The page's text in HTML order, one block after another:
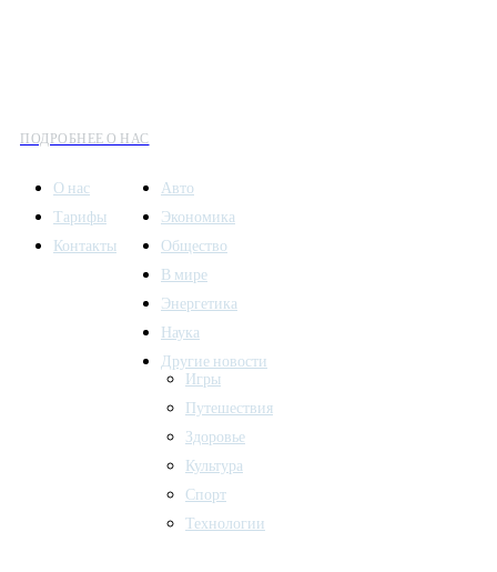
ПОДРОБНЕЕ О НАС
О нас
Тарифы
Контакты
Авто
Экономика
Общество
В мире
Энергетика
Наука
Другие новости
Игры
Путешествия
Здоровье
Культура
Спорт
Технологии